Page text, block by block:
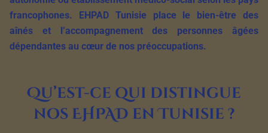
francophones. EHPAD Tunisie place le bien-être des
aînés et l’accompagnement des personnes âgées
dépendantes au cœur de nos préoccupations.
Qu’est-ce qui distingue
nos EHPAD en Tunisie ?